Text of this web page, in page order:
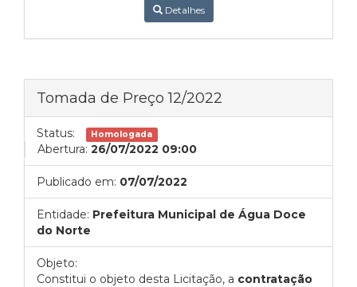
Detalhes
Tomada de Preço 12/2022
Status: Homologada
Abertura: 26/07/2022 09:00
Publicado em: 07/07/2022
Entidade: Prefeitura Municipal de Água Doce
do Norte
Objeto:
Constitui o objeto desta Licitação, a contratação